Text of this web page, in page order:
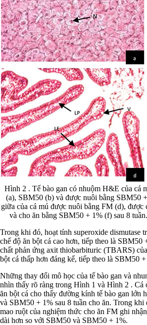
Hình 2 . Tế bào gan có nhuộm H&E của cá
(a), SBM50 (b) và được nuôi bằng SBM50
giữa của cá mú được nuôi bằng FM (d), được
và cho ăn bằng SBM50 + 1% (f) sau 8
Trong khi đó, hoạt tính superoxide dismutase
chế độ ăn bột cá cao hơn, tiếp theo là SBM50
chất phản ứng axit thiobarbituric (TBARS)
bột cá thấp hơn đáng kể, tiếp theo là SBM50
Những thay đổi mô học của tế bào gan và
nhìn thấy rõ ràng trong Hình 1 và Hình 2 . Cá
ăn bột cá cho thấy đường kính tế bào gan lớn
và SBM50 + 1% sau 8 tuần cho ăn. Trong khi
mao ruột của nghiệm thức cho ăn FM ghi
dài hơn so với SBM50 và SBM50 + 1%.